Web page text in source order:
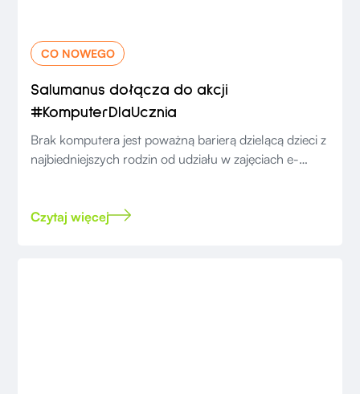
CO NOWEGO
Salumanus dołącza do akcji
#KomputerDlaUcznia
Brak komputera jest poważną barierą dzielącą dzieci z
najbiedniejszych rodzin od udziału w zajęciach e-
Czytaj więcej